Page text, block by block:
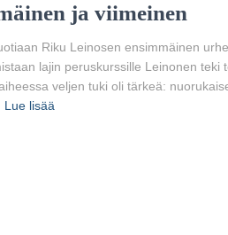
ja viimeinen
Riku Leinosen ensimmäinen
lajin peruskurssille Leinonen teki
veljen tuki oli tärkeä:
Lue lisää